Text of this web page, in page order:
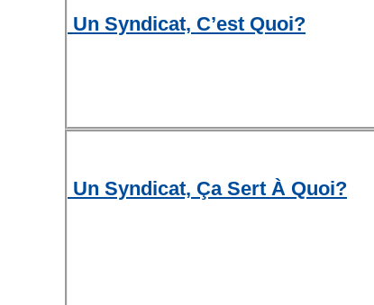
Un Syndicat, C’est Quoi?
Un Syndicat, Ça Sert À Quoi?